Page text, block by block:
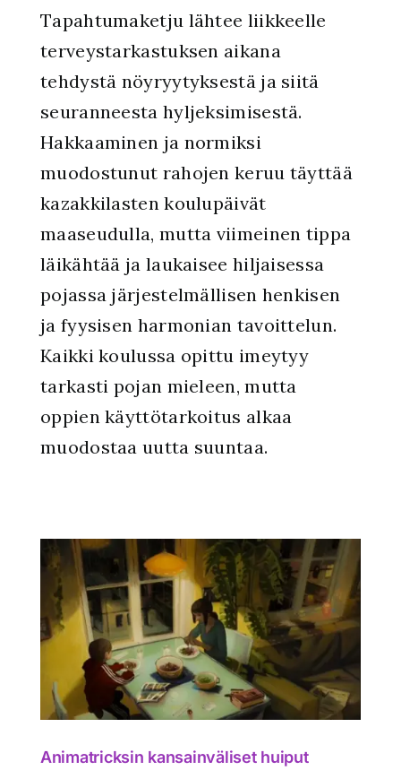
Tapahtumaketju lähtee liikkeelle
terveystarkastuksen aikana
tehdystä nöyryytyksestä ja siitä
seuranneesta hyljeksimisestä.
Hakkaaminen ja normiksi
muodostunut rahojen keruu täyttää
kazakkilasten koulupäivät
maaseudulla, mutta viimeinen tippa
läikähtää ja laukaisee hiljaisessa
pojassa järjestelmällisen henkisen
ja fyysisen harmonian tavoittelun.
Kaikki koulussa opittu imeytyy
tarkasti pojan mieleen, mutta
oppien käyttötarkoitus alkaa
muodostaa uutta suuntaa.
Animatricksin kansainväliset huiput